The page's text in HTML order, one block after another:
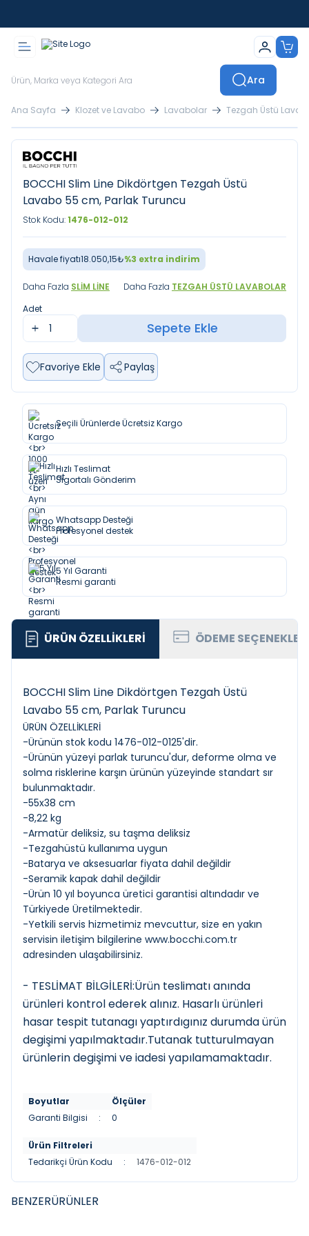
Ara
Ana Sayfa Klozet ve Lavabo Lavabolar Tezgah Üstü
BOCCHI Slim Line Dikdörtgen Tezgah Üstü
Lavabo 55 cm, Parlak Turuncu
Stok Kodu:1476-012-012
Havale fiyatı18.050,15₺%3 extra indirim
Daha Fazla SLIM LINE Daha Fazla TEZGAH ÜSTÜ LAVABOLAR
Adet
Sepete Ekle
Favoriye Ekle Paylaş
Seçili Ürünlerde Ücretsiz Kargo
Hızlı Teslimat
Sigortalı Gönderim
Whatsapp Desteği
Profesyonel destek
5 Yıl Garanti
Resmi garanti
ÜRÜN ÖZELLIKLERI ÖDEME
BOCCHI Slim Line Dikdörtgen Tezgah Üstü
Lavabo 55 cm, Parlak Turuncu
ÜRÜN ÖZELLİKLERİ
-Ürünün stok kodu 1476-012-0125'dir.
-Ürünün yüzeyi parlak turuncu'dur, deforme olma ve
solma risklerine karşın ürünün yüzeyinde standart sır
bulunmaktadır.
-55x38 cm
-8,22 kg
-Armatür deliksiz, su taşma deliksiz
-Tezgahüstü kullanıma uygun
-Batarya ve aksesuarlar fiyata dahil değildir
-Seramik kapak dahil değildir
-Ürün 10 yıl boyunca üretici garantisi altındadır ve
Türkiyede Üretilmektedir.
-Yetkili servis hizmetimiz mevcuttur, size en yakın
servisin iletişim bilgilerine www.bocchi.com.tr
adresinden ulaşabilirsiniz.
- TESLİMAT BİLGİLERİ:Ürün teslimatı anında
ürünleri kontrol ederek alınız. Hasarlı ürünleri
hasar tespit tutanagı yaptırdıgınız durumda ürün
degişimi yapılmaktadır.Tutanak tutturulmayan
ürünlerin degişimi ve iadesi yapılamamaktadır.
Boyutlar
Ölçüler
Garanti Bilgisi
: 0
Ürün Filtreleri
Tedarikçi Ürün Kodu
: 1476-012-012
BENZERÜRÜNLER